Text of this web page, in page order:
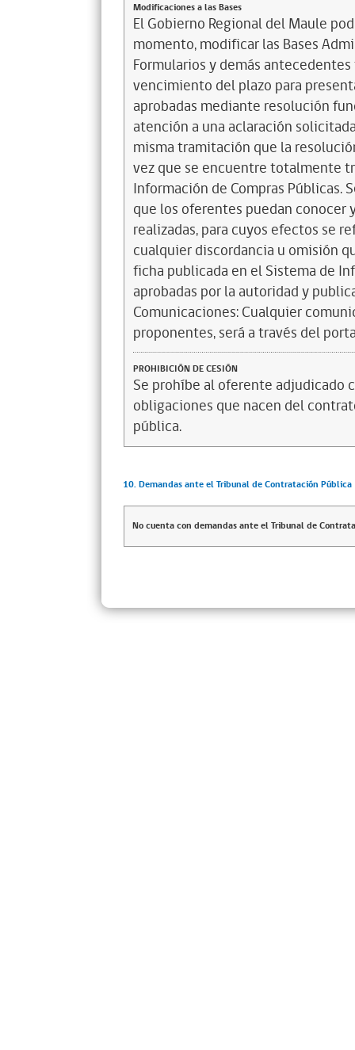
Modificaciones a las Bases
El Gobierno Regional del Maule
momento, modificar las Bases
Formularios y demás
vencimiento del plazo para
aprobadas mediante resolución
atención a una aclaración
misma tramitación que la
vez que se encuentre totalmente
Información de Compras Públicas.
que los oferentes puedan conocer
realizadas, para cuyos efectos se
cualquier discordancia u omisión
ficha publicada en el Sistema de
aprobadas por la autoridad y
Comunicaciones: Cualquier
proponentes, será a través del
PROHIBICIÓN DE CESIÓN
Se prohíbe al oferente adjudicado
obligaciones que nacen del
pública.
10. Demandas ante el Tribunal de Contratación Pública
No cuenta con demandas ante el Tribunal de